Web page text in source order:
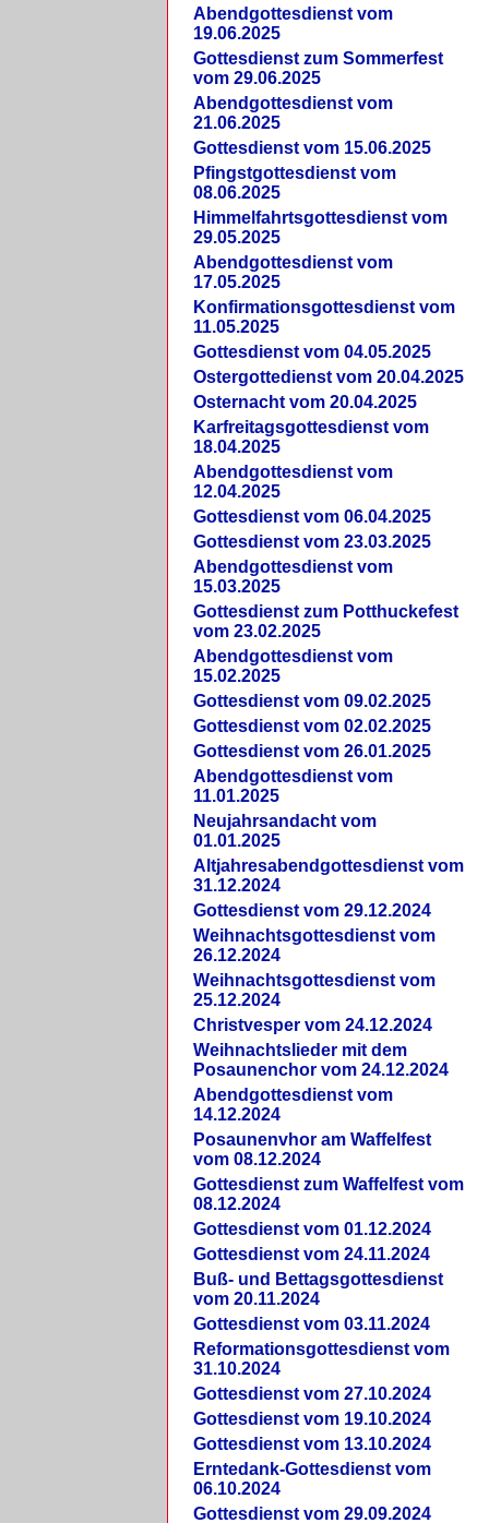
Abendgottesdienst vom
19.06.2025
Gottesdienst zum Sommerfest
vom 29.06.2025
Abendgottesdienst vom
21.06.2025
Gottesdienst vom 15.06.2025
Pfingstgottesdienst vom
08.06.2025
Himmelfahrtsgottesdienst vom
29.05.2025
Abendgottesdienst vom
17.05.2025
Konfirmationsgottesdienst vom
11.05.2025
Gottesdienst vom 04.05.2025
Ostergottedienst vom 20.04.2025
Osternacht vom 20.04.2025
Karfreitagsgottesdienst vom
18.04.2025
Abendgottesdienst vom
12.04.2025
Gottesdienst vom 06.04.2025
Gottesdienst vom 23.03.2025
Abendgottesdienst vom
15.03.2025
Gottesdienst zum Potthuckefest
vom 23.02.2025
Abendgottesdienst vom
15.02.2025
Gottesdienst vom 09.02.2025
Gottesdienst vom 02.02.2025
Gottesdienst vom 26.01.2025
Abendgottesdienst vom
11.01.2025
Neujahrsandacht vom
01.01.2025
Altjahresabendgottesdienst vom
31.12.2024
Gottesdienst vom 29.12.2024
Weihnachtsgottesdienst vom
26.12.2024
Weihnachtsgottesdienst vom
25.12.2024
Christvesper vom 24.12.2024
Weihnachtslieder mit dem
Posaunenchor vom 24.12.2024
Abendgottesdienst vom
14.12.2024
Posaunenvhor am Waffelfest
vom 08.12.2024
Gottesdienst zum Waffelfest vom
08.12.2024
Gottesdienst vom 01.12.2024
Gottesdienst vom 24.11.2024
Buß- und Bettagsgottesdienst
vom 20.11.2024
Gottesdienst vom 03.11.2024
Reformationsgottesdienst vom
31.10.2024
Gottesdienst vom 27.10.2024
Gottesdienst vom 19.10.2024
Gottesdienst vom 13.10.2024
Erntedank-Gottesdienst vom
06.10.2024
Gottesdienst vom 29.09.2024